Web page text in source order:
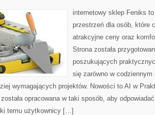
internetowy sklep Feniks
przestrzeń dla osób, które
atrakcyjne ceny oraz
Strona została
poszukujących
się zarówno w
wymagających projektów. Nowości to AI w
opracowana w taki sposób, aby
temu użytkownicy […]